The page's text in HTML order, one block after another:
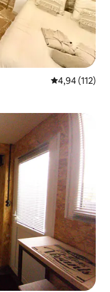
Prosječna
4,94 (112)